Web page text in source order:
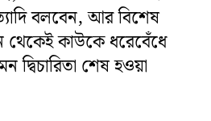
বলবেন, আর বিশেষ
কাউকে ধরেবেঁধে
শেষ হওয়া